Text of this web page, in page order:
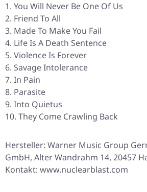
You Will Never Be One Of Us
Friend To All
Made To Make You Fail
Life Is A Death Sentence
Violence Is Forever
Savage Intolerance
In Pain
Parasite
Into Quietus
They Come Crawling Back
Hersteller: Warner Music Group
GmbH, Alter Wandrahm 14, 20457
Kontakt: www.nuclearblast.com